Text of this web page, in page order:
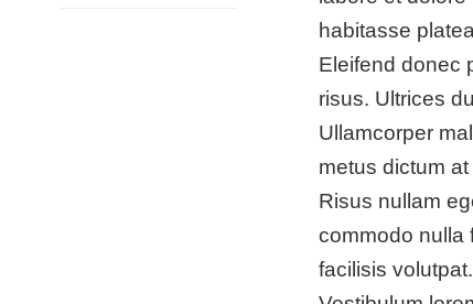
habitasse
Eleifend donec
risus. Ultrices
Ullamcorper
metus dictum
Risus nullam
commodo nulla
facilisis